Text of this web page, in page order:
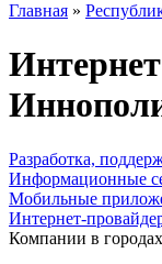
Главная »
Разработка,
Информационные
Мобильные
Интернет-
Компании в